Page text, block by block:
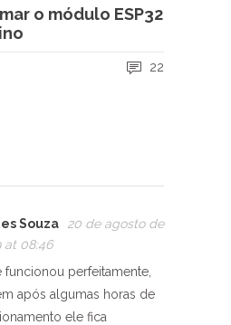
o módulo ESP32
22
Souza
20 de agosto de
at 08:46
funcionou perfeitamente,
após algumas horas de
ele fica